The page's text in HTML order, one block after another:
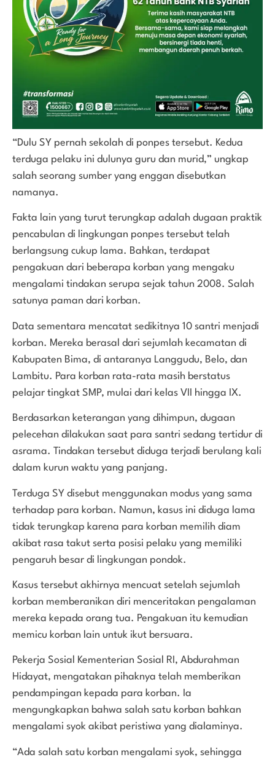
“Dulu SY pernah sekolah di ponpes tersebut. Kedua
terduga pelaku ini dulunya guru dan murid,” ungkap
salah seorang sumber yang enggan disebutkan
namanya.
Fakta lain yang turut terungkap adalah dugaan praktik
pencabulan di lingkungan ponpes tersebut telah
berlangsung cukup lama. Bahkan, terdapat
pengakuan dari beberapa korban yang mengaku
mengalami tindakan serupa sejak tahun 2008. Salah
satunya paman dari korban.
Data sementara mencatat sedikitnya 10 santri menjadi
korban. Mereka berasal dari sejumlah kecamatan di
Kabupaten Bima, di antaranya Langgudu, Belo, dan
Lambitu. Para korban rata-rata masih berstatus
pelajar tingkat SMP, mulai dari kelas VII hingga IX.
Berdasarkan keterangan yang dihimpun, dugaan
pelecehan dilakukan saat para santri sedang tertidur di
asrama. Tindakan tersebut diduga terjadi berulang kali
dalam kurun waktu yang panjang.
Terduga SY disebut menggunakan modus yang sama
terhadap para korban. Namun, kasus ini diduga lama
tidak terungkap karena para korban memilih diam
akibat rasa takut serta posisi pelaku yang memiliki
pengaruh besar di lingkungan pondok.
Kasus tersebut akhirnya mencuat setelah sejumlah
korban memberanikan diri menceritakan pengalaman
mereka kepada orang tua. Pengakuan itu kemudian
memicu korban lain untuk ikut bersuara.
Pekerja Sosial Kementerian Sosial RI, Abdurahman
Hidayat, mengatakan pihaknya telah memberikan
pendampingan kepada para korban. Ia
mengungkapkan bahwa salah satu korban bahkan
mengalami syok akibat peristiwa yang dialaminya.
“Ada salah satu korban mengalami syok, sehingga